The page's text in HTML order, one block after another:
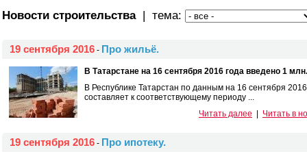
Новости строительства | тема:
19 сентября 2016 - Про жильё.
В Татарстане на 16 сентября 2016 года введено 1
В Республике Татарстан по данным на 16 сентября
составляет к соответствующему периоду ...
Читать далее
Читать в
19 сентября 2016 - Про ипотеку.